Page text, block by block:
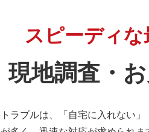
スピーディ
現地調査・
ラブルは、「自宅に入れない